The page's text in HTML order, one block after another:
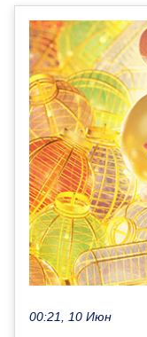
00:21, 10 Июн